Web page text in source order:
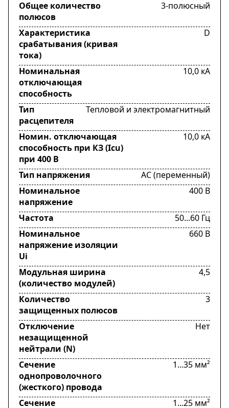
Общее количество
полюсов
3-полюсный
Характеристика
срабатывания (кривая
тока)
D
Номинальная
отключающая
способность
10,0 кА
Тип
расцепителя
Тепловой и электромагнитный
Номин. отключающая
способность при КЗ (Icu)
при 400 В
10,0 кА
Тип напряжения
AC (переменный)
Номинальное
напряжение
400 В
Частота
50...60 Гц
Номинальное
напряжение изоляции
Ui
660 В
Модульная ширина
(количество модулей)
4,5
Количество
защищенных полюсов
3
Отключение
незащищенной
нейтрали (N)
Нет
Сечение
однопроволочного
(жесткого) провода
1...35 мм²
Сечение
1...25 мм²